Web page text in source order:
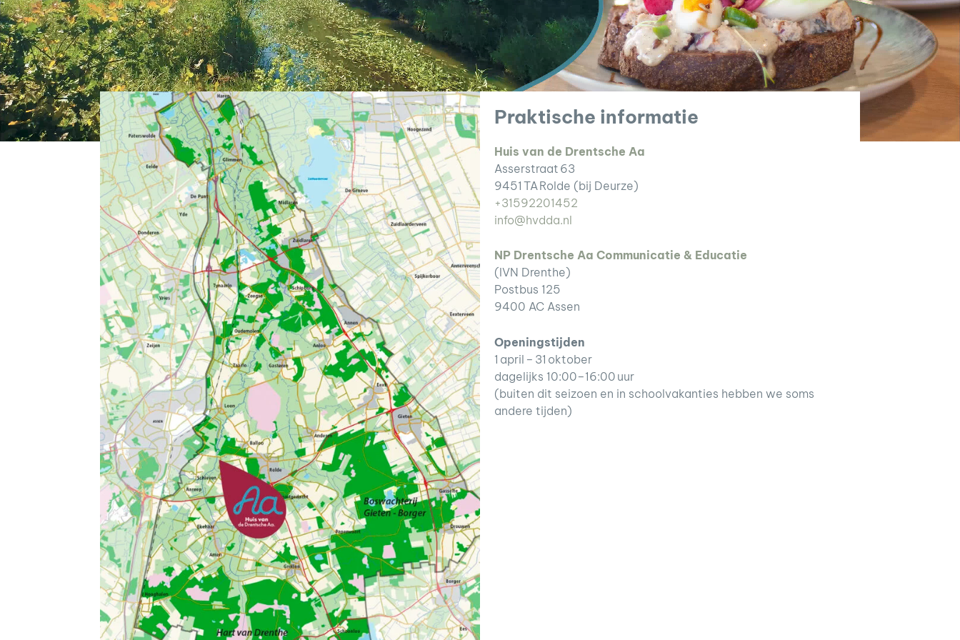
Praktische informatie
Huis van de Drentsche Aa
Asserstraat 63
9451 TA Rolde (bij Deurze)
+31592201452
info@hvdda.nl
NP Drentsche Aa Communicatie & Educatie
(IVN Drenthe)
Postbus 125
9400 AC Assen
Openingstijden
1 april – 31 oktober
dagelijks 10:00–16:00 uur
(buiten dit seizoen en in schoolvakanties hebben we soms
andere tijden)